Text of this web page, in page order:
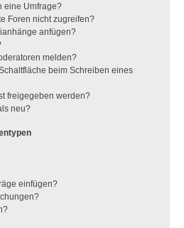
eine Umfrage?
Foren nicht zugreifen?
anfügen?
melden?
beim Schreiben eines
freigegeben werden?
neu?
einfügen?